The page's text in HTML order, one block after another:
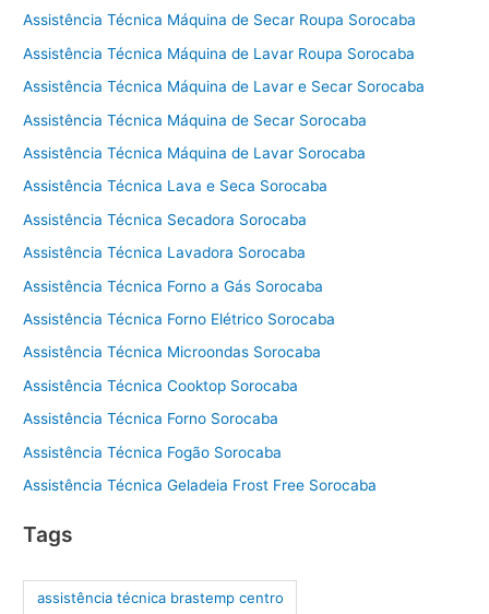
Assistência Técnica Máquina de Secar Roupa Sorocaba
Assistência Técnica Máquina de Lavar Roupa Sorocaba
Assistência Técnica Máquina de Lavar e Secar Sorocaba
Assistência Técnica Máquina de Secar Sorocaba
Assistência Técnica Máquina de Lavar Sorocaba
Assistência Técnica Lava e Seca Sorocaba
Assistência Técnica Secadora Sorocaba
Assistência Técnica Lavadora Sorocaba
Assistência Técnica Forno a Gás Sorocaba
Assistência Técnica Forno Elétrico Sorocaba
Assistência Técnica Microondas Sorocaba
Assistência Técnica Cooktop Sorocaba
Assistência Técnica Forno Sorocaba
Assistência Técnica Fogão Sorocaba
Assistência Técnica Geladeia Frost Free Sorocaba
Tags
assistência técnica brastemp centro